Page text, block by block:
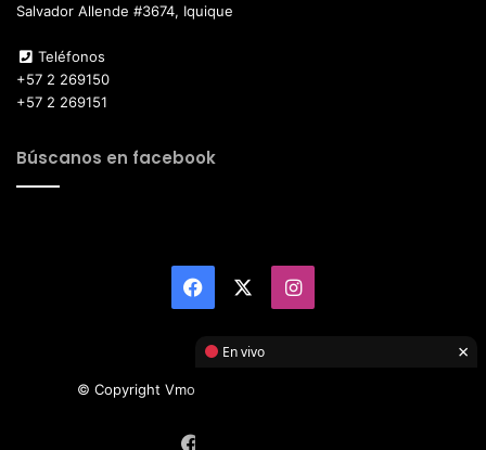
Salvador Allende #3674, Iquique
Teléfonos
+57 2 269150
+57 2 269151
Búscanos en facebook
Facebook Instagram
© Copyright Vmotor TI 2026, All Rights Reserved
En vivo ×